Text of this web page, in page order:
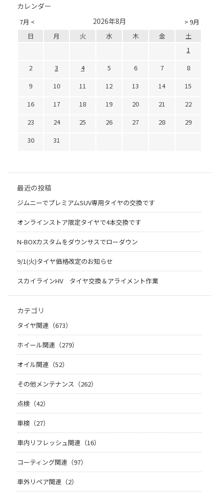
カレンダー
7月 < > 9月
2026年8月
日 月 火 水 木 金
土
1
2
3 4 5 6 7
8
9
10 11 12 13 14
15
16
17 18 19 20 21
22
23
24 25 26 27 28
29
30
31
最近の投稿
ジムニーでプレミアムSUV専用タイヤの交換です
オンラインストア限定タイヤで4本交換です
N-BOXカスタムをダウンサスでローダウン
9/1(火)タイヤ価格改定のお知らせ
スカイラインHV タイヤ交換＆アライメント作業
カテゴリ
タイヤ関連（673）
ホイール関連（279）
オイル関連（52）
その他メンテナンス（262）
点検（42）
車検（27）
車内リフレッシュ関連（16）
コーティング関連（97）
車外リペア関連（2）